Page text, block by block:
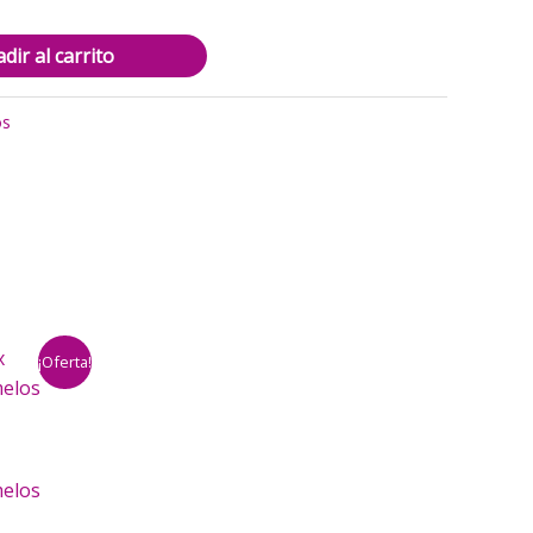
al carrito
¡Oferta!